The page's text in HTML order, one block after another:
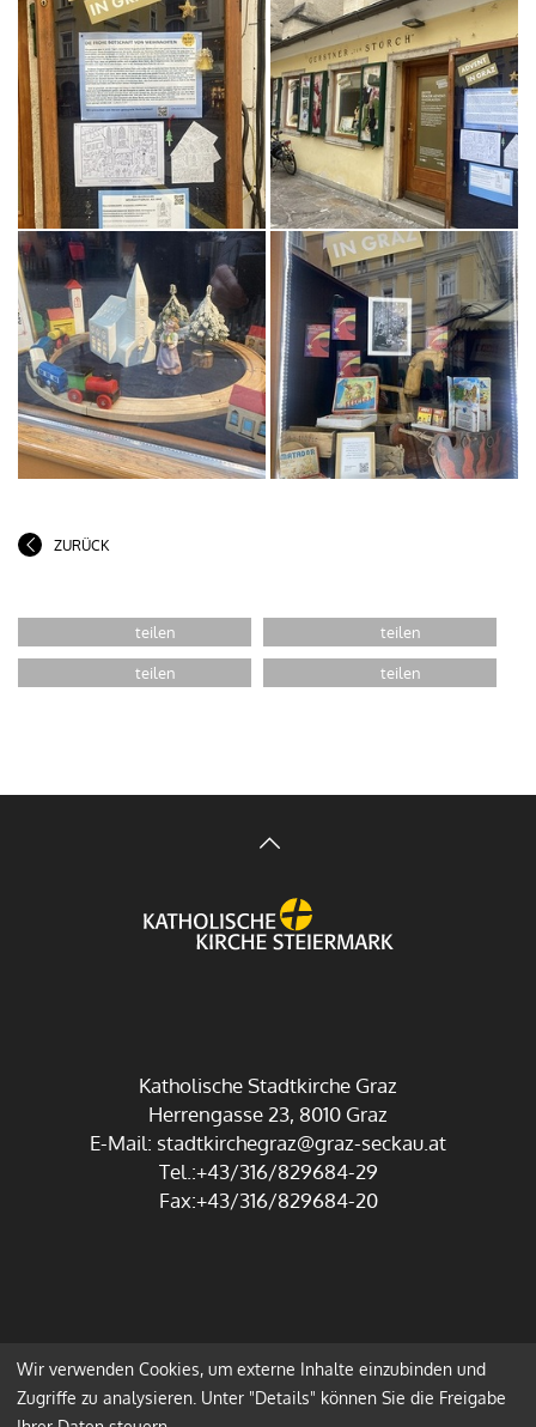
ZURÜCK
Katholische Stadtkirche Graz
Herrengasse 23, 8010 Graz
E-Mail: stadtkirchegraz@graz-seckau.at
Tel.:+43/316/829684-29
Fax:+43/316/829684-20
Impressum Datenschutz
Wir verwenden Cookies, um externe Inhalte einzubinden und
Zugriffe zu analysieren. Unter "Details" können Sie die Freigabe